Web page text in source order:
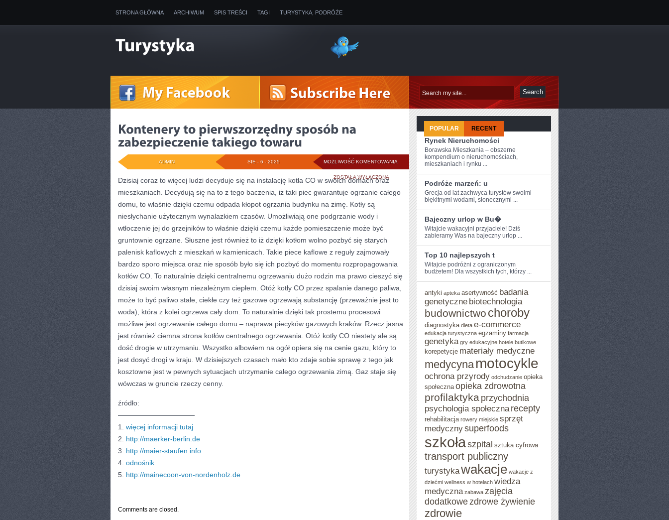
STRONA GŁÓWNA ARCHIWUM SPIS TREŚCI TAGI TURYSTYKA, PODRÓŻE
MOŻLIWOŚĆ KOMENTOWANIA KONTENERY
PIERWSZORZĘDNY
SPOSÓB
ZABEZPIECZENIE
TAKIEGO
TOWARU
ZOSTAŁA WYŁĄCZONA
SIE - 6 - 2025
ADMIN
Dzisiaj coraz to więcej ludzi decyduje się na instalację kotła CO w swoich domach oraz
mieszkaniach. Decydują się na to z tego baczenia, iż taki piec gwarantuje ogrzanie całego
domu, to właśnie dzięki czemu odpada kłopot ogrzania budynku na zimę. Kotły są
niesłychanie użytecznym wynalazkiem czasów. Umożliwiają one podgrzanie wody i
wtłoczenie jej do grzejników to właśnie dzięki czemu każde pomieszczenie może być
gruntownie ogrzane. Słuszne jest również to iż dzięki kotłom wolno pozbyć się starych
palenisk kaflowych z mieszkań w kamienicach. Takie piece kaflowe z reguły zajmowały
bardzo sporo miejsca oraz nie sposób było się ich pozbyć do momentu rozpropagowania
kotłów CO. To naturalnie dzięki centralnemu ogrzewaniu dużo rodzin ma prawo cieszyć się
dzisiaj swoim własnym niezależnym ciepłem. Otóż kotły CO przez spalanie danego paliwa,
może to być paliwo stałe, ciekłe czy też gazowe ogrzewają substancję (przeważnie jest to
woda), która z kolei ogrzewa cały dom. To naturalnie dzięki tak prostemu procesowi
możliwe jest ogrzewanie całego domu – naprawa piecyków gazowych kraków. Rzecz jasna
jest również ciemna strona kotłów centralnego ogrzewania. Otóż kotły CO niestety ale są
dość drogie w utrzymaniu. Wszystko albowiem na ogół opiera się na cenie gazu, który to
jest dosyć drogi w kraju. W dzisiejszych czasach mało kto zdaje sobie sprawę z tego jak
kosztowne jest w pewnych sytuacjach utrzymanie całego ogrzewania zimą. Gaz staje się
wówczas w gruncie rzeczy cenny.
źródło:
———————————
1. więcej informacji tutaj
2. http://maerker-berlin.de
3. http://maier-staufen.info
4. odnośnik
5. http://mainecoon-von-nordenholz.de
Comments are closed.
POPULAR RECENT
Rynek Nieruchomości
Borawska Mieszkania – obszerne
kompendium o nieruchomościach,
mieszkaniach i rynku ...
Podróże marzeń: u
Grecja od ⁣lat zachwyca turystów swoimi
błękitnymi wodami, słonecznymi ...
Bajeczny urlop w Bu�
Witajcie wakacyjni przyjaciele! Dziś​
zabieramy Was na bajeczny urlop ...
Top 10 najlepszych t
Witajcie podróżni z ograniczonym
budżetem!‌ Dla wszystkich tych, którzy ...
antyki apteka asertywność badania
genetyczne biotechnologia
budownictwo choroby
diagnostyka dieta e-commerce
edukacja turystyczna egzaminy farmacja
genetyka gry edukacyjne hotele butikowe
korepetycje materiały medyczne
medycyna motocykle
ochrona przyrody odchudzanie opieka
społeczna opieka zdrowotna
profilaktyka przychodnia
psychologia społeczna recepty
rehabilitacja rowery miejskie sprzęt
medycznysuperfoods
szkołaszpital sztuka cyfrowa
transport publiczny
turystykawakacje wakacje z
dziećmi wellness w hotelach wiedza
medyczna zabawa zajęcia
dodatkowezdrowe żywienie
zdrowie